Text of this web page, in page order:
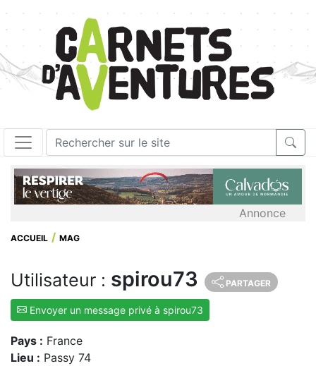
Annonce
ACCUEIL MAG
Utilisateur : spirou73 PARTAGER
Envoyer un message privé à spirou73
Pays : France
Lieu : Passy 74